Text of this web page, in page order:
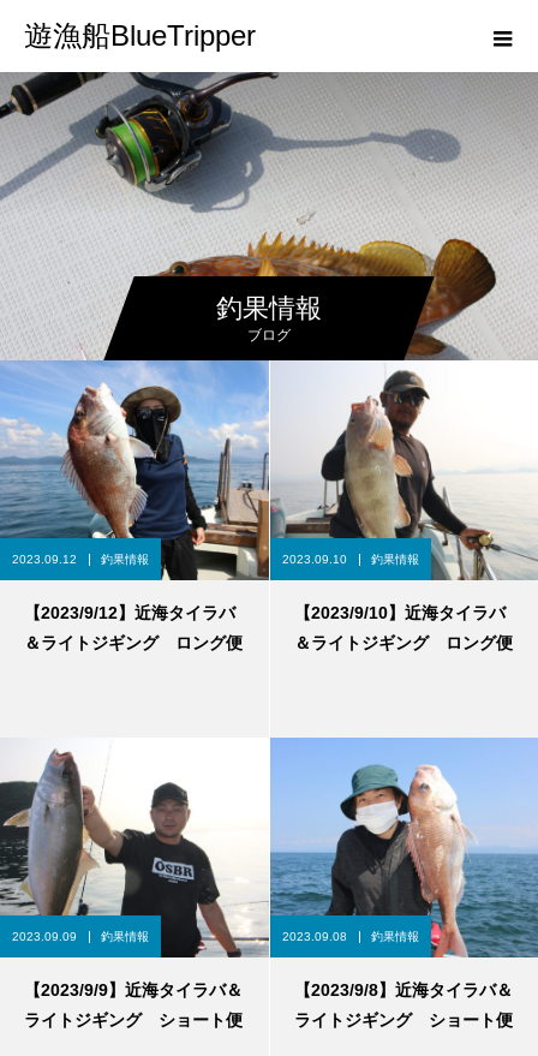
遊漁船BlueTripper
釣果情報
ブログ
2023.09.12 釣果情報
【2023/9/12】近海タイラバ
＆ライトジギング ロング便
2023.09.10 釣果情報
【2023/9/10】近海タイラバ
＆ライトジギング ロング便
2023.09.09 釣果情報
【2023/9/9】近海タイラバ＆
ライトジギング ショート便
2023.09.08 釣果情報
【2023/9/8】近海タイラバ＆
ライトジギング ショート便